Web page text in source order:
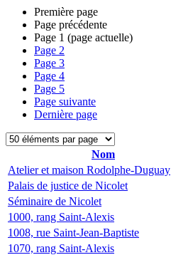
Première page
Page précédente
Page 1 (page actuelle)
Page 2
Page 3
Page 4
Page 5
Page suivante
Dernière page
Nom
Atelier et maison Rodolphe-Duguay
Palais de justice de Nicolet
Séminaire de Nicolet
1000, rang Saint-Alexis
1008, rue Saint-Jean-Baptiste
1070, rang Saint-Alexis